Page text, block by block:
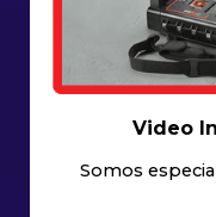
Video
Somos